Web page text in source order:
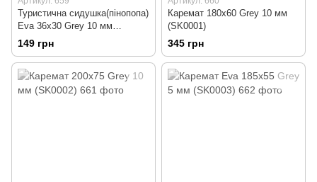
Туристична сидушка(пінопопа)
Eva 36х30 Grey 10 мм
(SK0006)
149 грн
Каремат 180х60 Grey 10 мм
(SK0001)
345 грн